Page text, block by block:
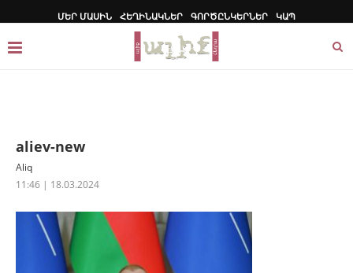
ՄԵՐ ՄԱՍԻՆ ՀԵՂԻՆԱԿՆԵՐ ԳՈՐԾԸՆԿԵՐՆԵՐ ԿԱՊ
aliev-new
Aliq
11:46 | 18.03.2024